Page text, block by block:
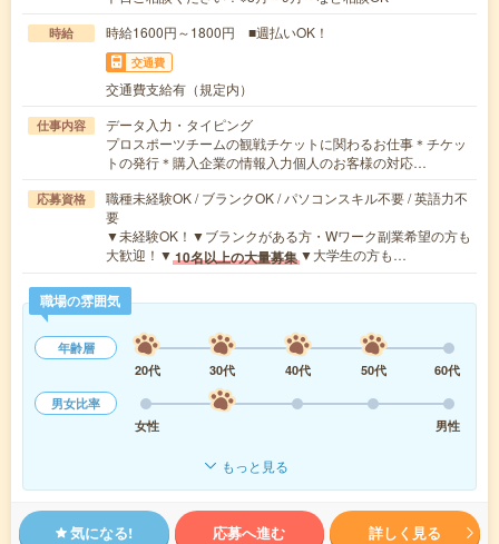
時給 時給1600円～1800円 ■週払いOK！
交通費
交通費支給有（規定内）
仕事内容
データ入力・タイピング
プロスポーツチームの観戦チケットに関わるお仕事＊チケッ
トの発行＊購入企業の情報入力個人のお客様の対応…
応募資格
職種未経験OK / ブランクOK / パソコンスキル不要 / 英語力不
要
▼未経験OK！▼ブランクがある方・Wワーク副業希望の方も
大歓迎！▼ 10名以上の大量募集 ▼大学生の方も…
職場の雰囲気
年齢層
20代
30代 40代 50代
60代
男女比率
女性
男性
もっと見る
気になる! 応募へ進む 詳しく見る